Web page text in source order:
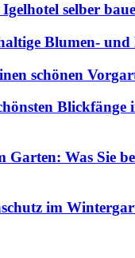
selber
Blumen- und
schönen
Blickfänge
Was Sie
im